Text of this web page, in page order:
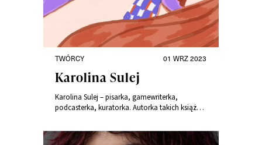
TWÓRCY 01 WRZ 2023
Karolina Sulej
Karolina Sulej – pisarka, gamewriterka,
podcasterka, kuratorka. Autorka takich książek
które wcielają feminizm”. Doktorantka w
Instytucie Kultury Polskiej.